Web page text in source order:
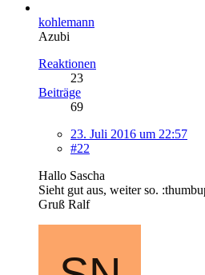
kohlemann
Azubi
Reaktionen
23
Beiträge
69
23. Juli 2016 um 22:57
#22
Hallo Sascha
Sieht gut aus, weiter so.
Gruß Ralf